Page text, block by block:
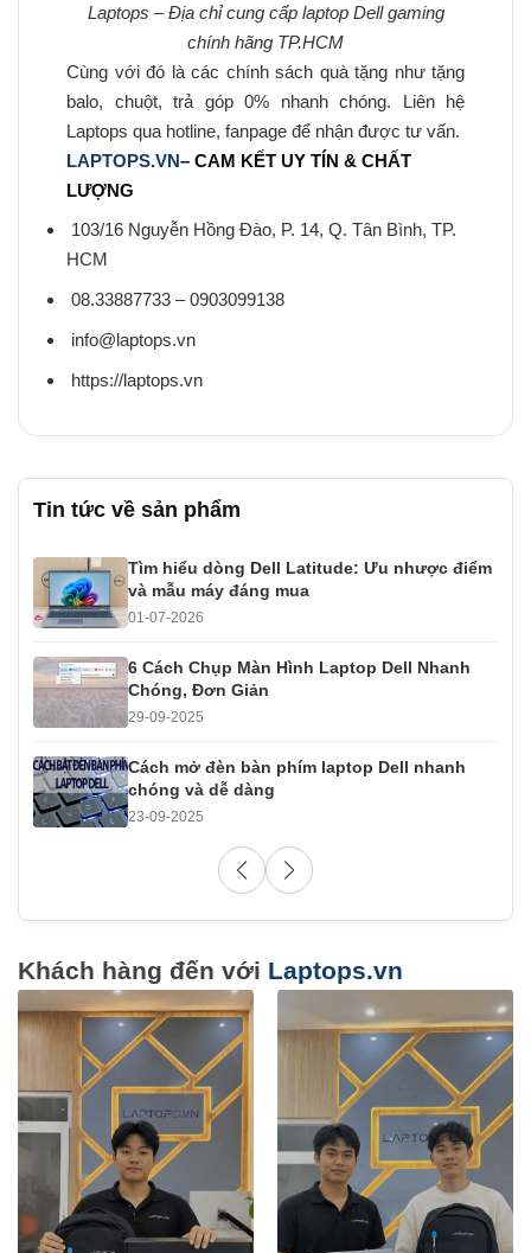
Laptops – Địa chỉ cung cấp laptop Dell gaming
chính hãng TP.HCM
Cùng với đó là các chính sách quà tặng như tặng
balo, chuột, trả góp 0% nhanh chóng. Liên hệ
Laptops qua hotline, fanpage để nhận được tư vấn.
LAPTOPS.VN– CAM KẾT UY TÍN & CHẤT
LƯỢNG
103/16 Nguyễn Hồng Đào, P. 14, Q. Tân Bình, TP.
HCM
08.33887733 – 0903099138
info@laptops.vn
https://laptops.vn
Tin tức về sản phẩm
Tìm hiểu dòng Dell Latitude: Ưu nhược điểm
và mẫu máy đáng mua
01-07-2026
6 Cách Chụp Màn Hình Laptop Dell Nhanh
Chóng, Đơn Giản
29-09-2025
Cách mở đèn bàn phím laptop Dell nhanh
chóng và dễ dàng
23-09-2025
Khách hàng đến với Laptops.vn